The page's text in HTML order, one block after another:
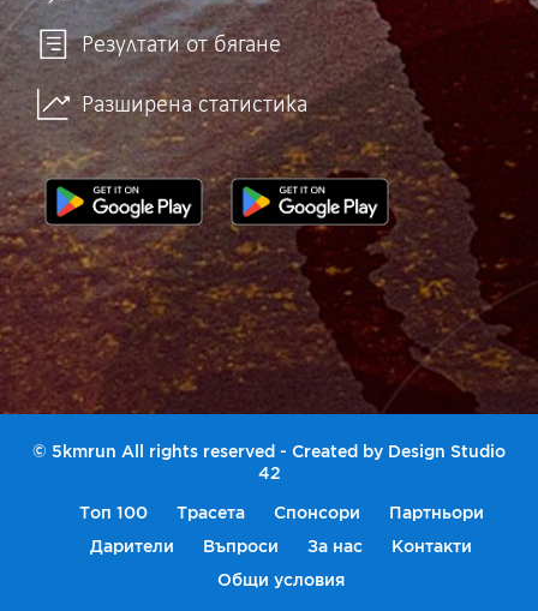
Резултати от бягане
Разширена статистика
© 5kmrun All rights reserved - Created by Design Studio
42
Топ 100 Трасета Спонсори
Партньори
Дарители
Въпроси За нас
Контакти
Общи условия